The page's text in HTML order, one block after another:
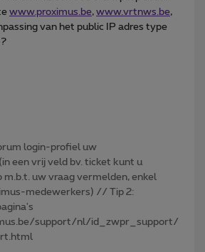
www.proximus.be, www.vrtnws.be,
van het public IP adres type
login-profiel uw
een vrij veld bv. ticket kunt u
uw vraag vermelden, enkel
medewerkers) // Tip 2:
support/nl/id_zwpr_support/